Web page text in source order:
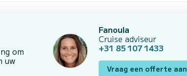
om
uw
Fanoula
Cruise adviseur
+31 85 107 1433
Vraag een offerte aan